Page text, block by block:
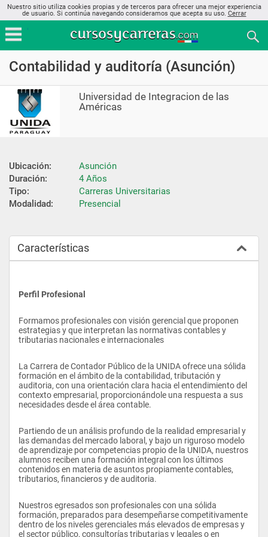
Nuestro sitio utiliza cookies propias y de terceros para ofrecer una mejor experiencia
de usuario. Si continúa navegando consideramos que acepta su uso. Cerrar
Contabilidad y auditoría (Asunción)
Universidad de Integracion de las
Américas
Ubicación:
Asunción
Duración:
4 Años
Tipo:
Carreras Universitarias
Modalidad:
Presencial
Características
Perfil Profesional
Formamos profesionales con visión gerencial que proponen
estrategias y que interpretan las normativas contables y
tributarias nacionales e internacionales
La Carrera de Contador Público de la UNIDA ofrece una sólida
formación en el ámbito de la contabilidad, tributación y
auditoria, con una orientación clara hacia el entendimiento del
contexto empresarial, proporcionándole una respuesta a sus
necesidades desde el área contable.
Partiendo de un análisis profundo de la realidad empresarial y
las demandas del mercado laboral, y bajo un riguroso modelo
de aprendizaje por competencias propio de la UNIDA, nuestros
alumnos reciben una formación integral con los últimos
contenidos en materia de asuntos propiamente contables,
tributarios, financieros y de auditoria.
Nuestros egresados son profesionales con una sólida
formación, preparados para desempeñarse competitivamente
dentro de los niveles gerenciales más elevados de empresas y
el sector público, consultorías tributarias y legales o en